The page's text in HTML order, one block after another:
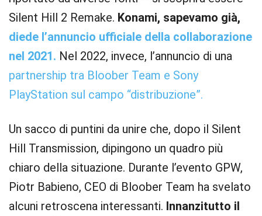
Silent Hill 2 Remake. Konami, sapevamo già,
diede l’annuncio ufficiale della collaborazione
nel 2021. Nel 2022, invece, l’annuncio di una
partnership tra Bloober Team e Sony
PlayStation sul campo “distribuzione”.
Un sacco di puntini da unire che, dopo il Silent
Hill Transmission, dipingono un quadro più
chiaro della situazione. Durante l’evento GPW,
Piotr Babieno, CEO di Bloober Team ha svelato
alcuni retroscena interessanti. Innanzitutto il